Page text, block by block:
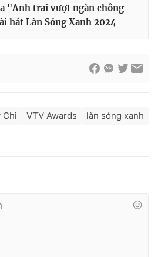
"Anh trai vượt ngàn chông
hát Làn Sóng Xanh 2024
Chi VTV Awards
làn sóng xanh